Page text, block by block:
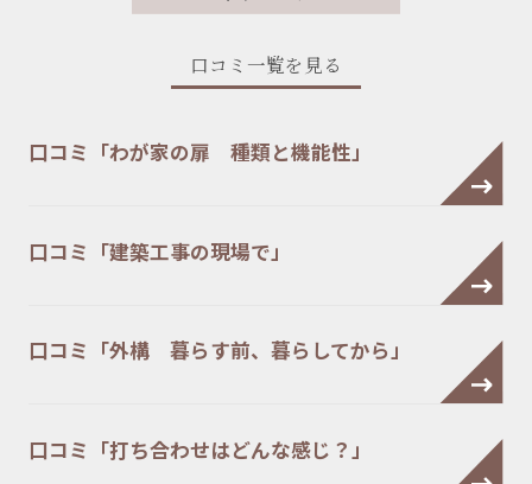
口コミ一覧を見る
口コミ「わが家の扉 種類と機能性」
口コミ「建築工事の現場で」
口コミ「外構 暮らす前、暮らしてから」
口コミ「打ち合わせはどんな感じ？」